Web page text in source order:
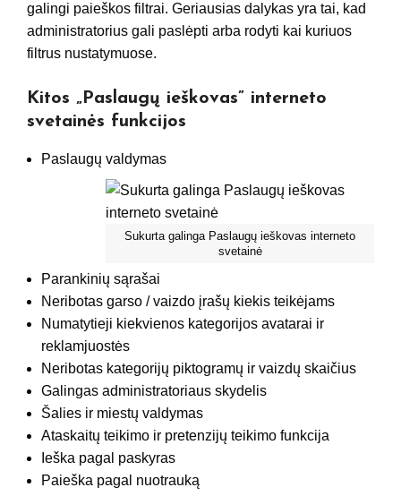
galingi paieškos filtrai. Geriausias dalykas yra tai, kad
administratorius gali paslėpti arba rodyti kai kuriuos
filtrus nustatymuose.
Kitos „Paslaugų ieškovas” interneto
svetainės funkcijos
Paslaugų valdymas
Sukurta galinga Paslaugų ieškovas interneto
svetainė
Parankinių sąrašai
Neribotas garso / vaizdo įrašų kiekis teikėjams
Numatytieji kiekvienos kategorijos avatarai ir
reklamjuostės
Neribotas kategorijų piktogramų ir vaizdų skaičius
Galingas administratoriaus skydelis
Šalies ir miestų valdymas
Ataskaitų teikimo ir pretenzijų teikimo funkcija
Ieška pagal paskyras
Paieška pagal nuotrauką